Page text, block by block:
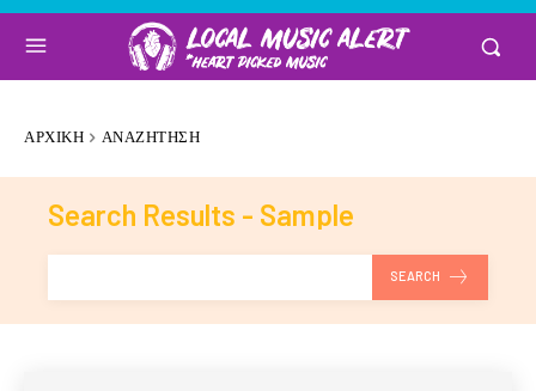
ΑΡΧΙΚΉ ΑΝΑΖΉΤΗΣΗ
Search Results - Sample
SEARCH